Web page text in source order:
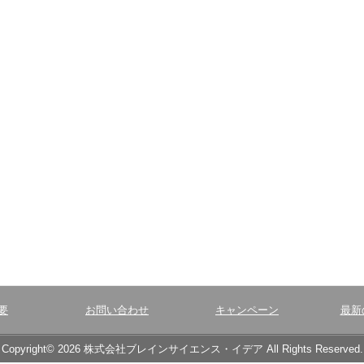
お問い合わせ キャンペーン 最新
Copyright© 2026 株式会社ブレインサイエンス・イデア All Rights Reserved.